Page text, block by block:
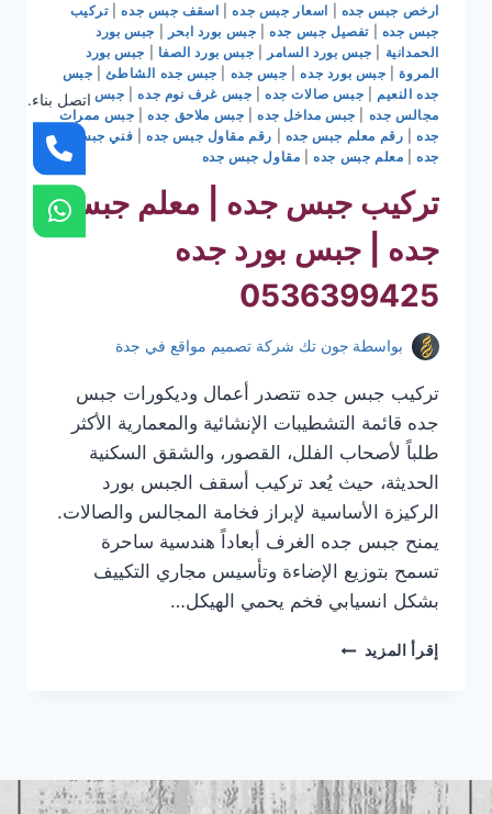
ارخص جبس جده اسعار جبس جده| اسقف جبس جده|تركيب
جبس جده
تفصيل جبس جده| جبس بورد ابحر
جبس بورد
الحمدانية
جبس بورد السامر جبس بورد الصفا
جبس بورد
المروة| جبس بورد جده| جبس جده جبس جده الشاطئ| جبس
جده النعيم
جبس صالات جده| جبس غرف نوم جده| جبس
مجالس جده
جبس مداخل جده| جبس ملاحق جده| جبس ممرات
جده| رقم معلم جبس جده رقم مقاول جبس جده
فني جبس
جده| معلم جبس جده| مقاول جبس جده
تركيب جبس جده | معلم جبس
جده | جبس بورد جده
0536399425
بواسطة جون تك شركة تصميم مواقع في جدة
تركيب جبس جده تتصدر أعمال وديكورات جبس
جده قائمة التشطيبات الإنشائية والمعمارية الأكثر
طلباً لأصحاب الفلل، القصور، والشقق السكنية
الحديثة، حيث يُعد تركيب أسقف الجبس بورد
الركيزة الأساسية لإبراز فخامة المجالس والصالات.
يمنح جبس جده الغرف أبعاداً هندسية ساحرة
تسمح بتوزيع الإضاءة وتأسيس مجاري التكييف
بشكل انسيابي فخم يحمي الهيكل…
إقرأ المزيد تركيب
جده
|
اتصل بناء.